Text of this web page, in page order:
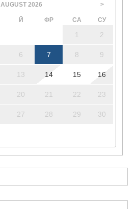
AUGUST 2026 >
Й ФР СА СУ
1 2
6 7 8 9
13 14 15 16
20 21 22 23
27 28 29 30